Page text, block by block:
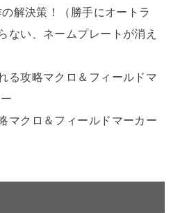
解決策！（勝手にオートラ
ない、ネームプレートが消え
る攻略マクロ＆フィールドマ
マクロ＆フィールドマーカー